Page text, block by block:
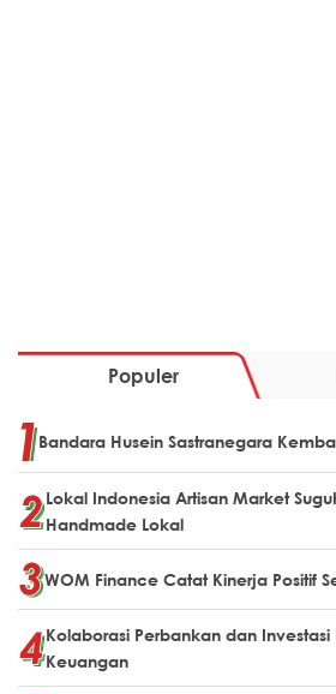
Populer
Bandara Husein Sastranegara
Lokal Indonesia Artisan Market
Handmade Lokal
WOM Finance Catat Kinerja Positif
Kolaborasi Perbankan dan
Keuangan